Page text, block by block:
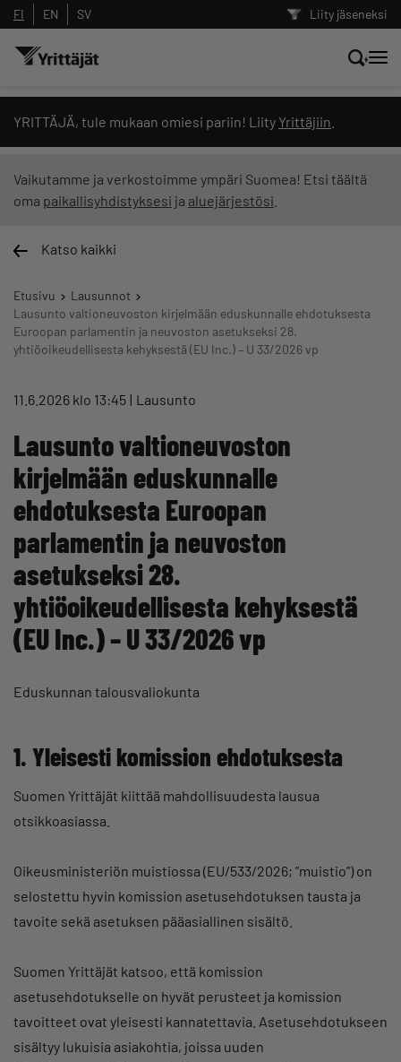
Liity jäseneksi
FI EN SV
YRITTÄJÄ, tule mukaan omiesi pariin! Liity Yrittäjiin
Vaikutamme ja verkostoimme ympäri Suomea! Etsi täältä
oma paikallisyhdistyksesi ja aluejärjestösi
Katso kaikki
Etusivu
Lausunnot
Lausunto valtioneuvoston kirjelmään eduskunnalle ehdotuksesta
Euroopan parlamentin ja neuvoston asetukseksi 28.
yhtiöoikeudellisesta kehyksestä (EU Inc.) – U 33/2026 vp
11.6.2026 klo 13:45 Lausunto
Lausunto valtioneuvoston
kirjelmään eduskunnalle
ehdotuksesta Euroopan
parlamentin ja neuvoston
asetukseksi 28.
yhtiöoikeudellisesta kehyksestä
(EU Inc.) – U 33/2026 vp
Eduskunnan talousvaliokunta
1. Yleisesti komission ehdotuksesta
Suomen Yrittäjät kiittää mahdollisuudesta lausua
otsikkoasiassa.
Oikeusministeriön muistiossa (EU/533/2026; ”muistio”) on
selostettu hyvin komission asetusehdotuksen tausta ja
tavoite sekä asetuksen pääasiallinen sisältö.
Suomen Yrittäjät katsoo, että komission
asetusehdotukselle on hyvät perusteet ja komission
tavoitteet ovat yleisesti kannatettavia. Asetusehdotukseen
sisältyy lukuisia asiakohtia, joissa uuden
Hae sivustolta tai kysy suoraan
Yrittäjien tekoälyltä